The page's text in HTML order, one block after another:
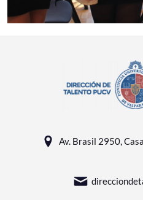
Av. Brasil 2950,